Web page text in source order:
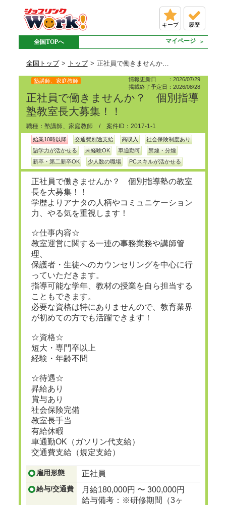
キープ 履歴
全国TOPへ マイページ
全国トップ トップ 正社員で働きませんか？ 個別指導塾教室長大募集！！の派遣求人情報
情報更新日 ：2026/07/29
掲載終了予定日：2026/08/28
塾講師、家庭教師
正社員で働きませんか？ 個別指導
塾教室長大募集！！
職種：塾講師、家庭教師 / 案件ID：2017-1-1
始業10時以降 交通費別途支給 高収入
社会保険制度あり
語学力が活かせる
未経験OK 車通勤可
禁煙・分煙
新卒・第二新卒OK
少人数の職場 PCスキルが活かせる
正社員で働きませんか？ 個別指導塾の教室
長を大募集！！
学歴よりアナタの人柄やコミュニケーション
力、やる気を重視します！
☆仕事内容☆
教室運営に関する一連の事務業務や講師管
理、
保護者・生徒へのカウンセリングを中心に行
っていただきます。
指導可能な学年、教材の授業を自ら担当する
こともできます。
必要な資格は特にありませんので、教育業界
が初めての方でも活躍できます！
☆資格☆
短大・専門卒以上
経験・年齢不問
☆待遇☆
昇給あり
賞与あり
社会保険完備
教室長手当
有給休暇
車通勤OK（ガソリン代支給）
交通費支給（規定支給）
雇用形態 正社員
給与/交通費
月給180,000円 〜 300,000円
給与備考：※研修期間（3ヶ